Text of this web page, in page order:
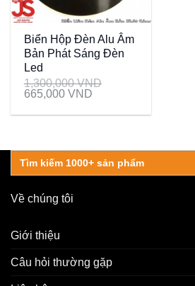
Biển Hộp Đèn Alu Âm
Bản Phát Sáng Đèn
Led
1,300,000VND
665,000 VND
Search
for:
Về chúng tôi
Giới thiệu
Câu hỏi thường gặp